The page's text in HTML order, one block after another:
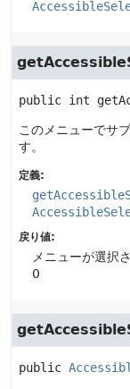
public int
このメニューでサ
す。
定義:
戻り値:
メニューが選択
0
public